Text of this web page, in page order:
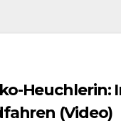
Heuchlerin:
(Video)